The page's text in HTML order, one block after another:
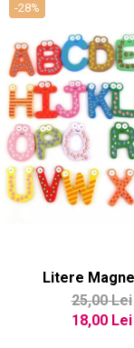
-28%
Litere
25,00 Lei
18,00 Lei